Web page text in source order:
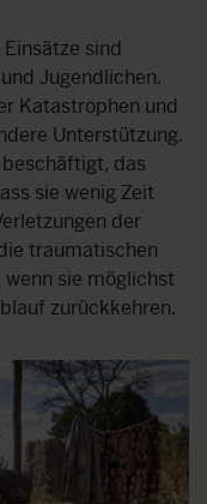
sind
Jugendlichen.
Katastrophen und
Unterstützung.
das
sie wenig Zeit
der
traumatischen
sie möglichst
zurückkehren.